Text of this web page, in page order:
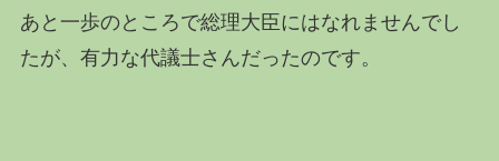
あと一歩のところで総理大臣にはなれませんでし
たが、有力な代議士さんだったのです。